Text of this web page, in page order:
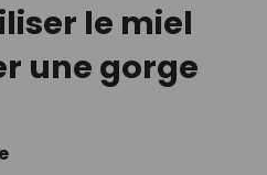
le miel
une gorge